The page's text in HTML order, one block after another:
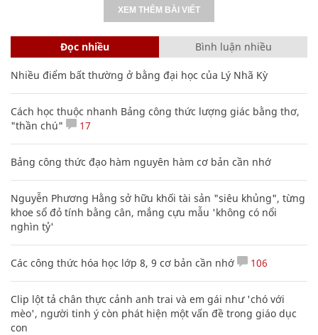
XEM THÊM BÀI VIẾT
Đọc nhiều Bình luận nhiều
Nhiều điểm bất thường ở bằng đại học của Lý Nhã Kỳ
Cách học thuộc nhanh Bảng công thức lượng giác bằng thơ,
"thần chú"
17
Bảng công thức đạo hàm nguyên hàm cơ bản cần nhớ
Nguyễn Phương Hằng sở hữu khối tài sản "siêu khủng", từng
khoe sổ đỏ tính bằng cân, mắng cựu mẫu 'không có nổi
nghìn tỷ'
Các công thức hóa học lớp 8, 9 cơ bản cần nhớ 106
Clip lột tả chân thực cảnh anh trai và em gái như 'chó với
mèo', người tinh ý còn phát hiện một vấn đề trong giáo dục
con